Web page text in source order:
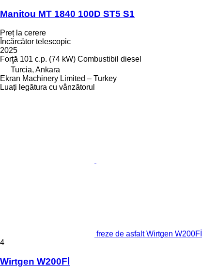
Manitou MT 1840 100D ST5 S1
Preț la cerere
Încărcător telescopic
2025
Forţă 101 c.p. (74 kW) Combustibil diesel
Turcia, Ankara
Ekran Machinery Limited – Turkey
Luați legătura cu vânzătorul
freze de asfalt Wirtgen W200Fİ
4
Wirtgen W200Fİ